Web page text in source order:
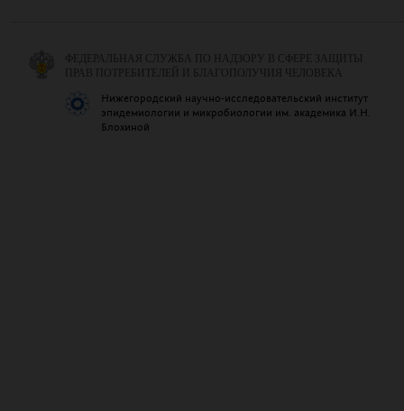
ФЕДЕРАЛЬНАЯ СЛУЖБА ПО НАДЗОРУ В СФЕРЕ ЗАЩИТЫ
ПРАВ ПОТРЕБИТЕЛЕЙ И БЛАГОПОЛУЧИЯ ЧЕЛОВЕКА
Нижегородский научно-исследовательский институт
эпидемиологии и микробиологии им. академика И.Н.
Блохиной